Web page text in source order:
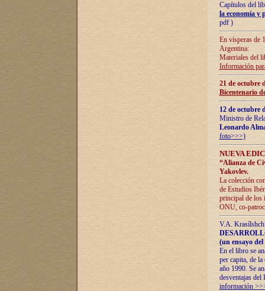
Capítulos del
la economía y
pdf )
En vísperas de
Argentina:
Materiales del
Información
21 de octubre
Bicentenario
12 de octubre
Ministro de
Leonardo
foto>>>)
NUEVA
“Alianza de
Yakovlev.
La colección
de Estudios
principal de los
ONU, co-
V.A.
(un ensayo
En el libro se
per capita, de
año 1990. Se
desventajas
información